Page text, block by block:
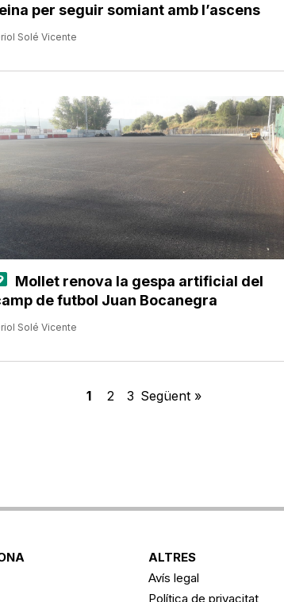
per seguir somiant amb l’ascens
Solé Vicente
Mollet renova la gespa artificial del
de futbol Juan Bocanegra
Solé Vicente
1 2 3 Següent »
ALTRES
Avís legal
Política de privacitat